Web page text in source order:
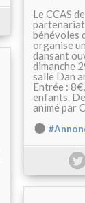
Le CCAS
partenariat
bénévoles
organise
dansant
dimanche
salle Dan
Entrée :
enfants.
animé par